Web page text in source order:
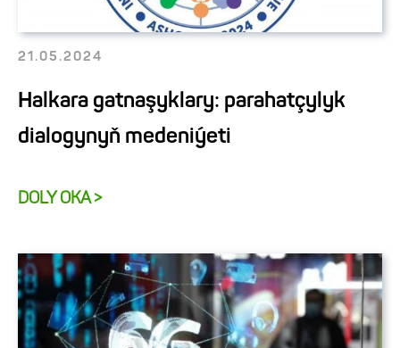
21.05.2024
Halkara gatnaşyklary: parahatçylyk
dialogynyň medeniýeti
DOLY OKA >